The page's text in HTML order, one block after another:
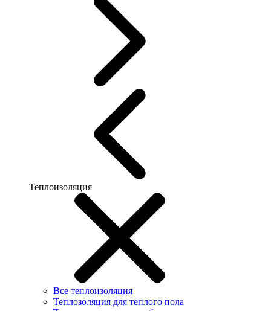
Теплоизоляция
Все теплоизоляция
Теплозоляция для теплого пола